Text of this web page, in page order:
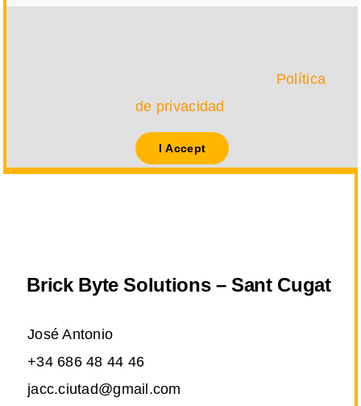
Política
de privacidad
I Accept
Brick Byte Solutions – Sant Cugat
José Antonio
+34 686 48 44 46
jacc.ciutad@gmail.com